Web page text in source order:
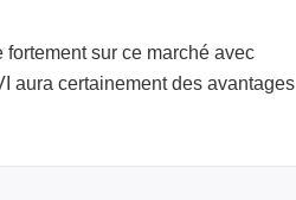
sur ce marché avec
aura certainement des avantages